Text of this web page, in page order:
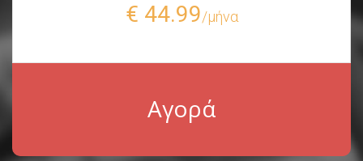
€ 44.99/μήνα
Αγορά